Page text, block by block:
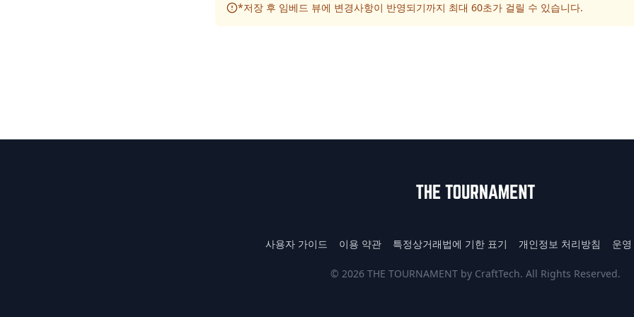
*저장 후 임베드 뷰에 변경사항이 반영되기까지 최대 60초가 걸릴 수 있습니다.
사용자 가이드 이용 약관 특정상거래법에 기한 표기 개인정보 처리방침 운
© 2026 THE TOURNAMENT by CraftTech. All Rights Reserved.